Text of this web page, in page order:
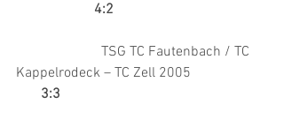
4:2
TSG TC Fautenbach / TC
Kappelrodeck – TC Zell 2005
3:3